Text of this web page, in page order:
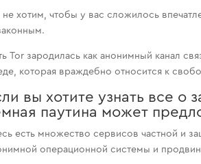
хотим, чтобы у вас сложилось
Tor зародилась как анонимный канал
которая враждебно относится к
вы хотите узнать все о
паутина может
есть множество сервисов частной и
операционной системы и